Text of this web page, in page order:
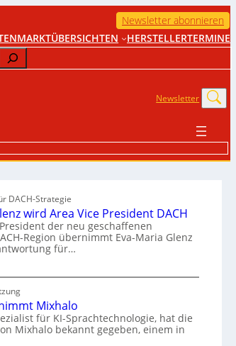
Newsletter abonnieren
MARKTÜBERSICHTEN HERSTELLERTERMINE
Newsletter
DACH-Strategie
wird Area Vice President DACH
der neu geschaffenen
Region übernimmt Eva-Maria Glenz
für…
Mixhalo
für KI-Sprachtechnologie, hat die
Mixhalo bekannt gegeben, einem in